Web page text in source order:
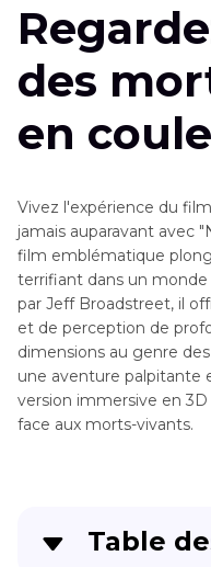
des
en
Vivez l'expérience du
jamais auparavant avec
film emblématique
terrifiant dans un monde
par Jeff Broadstreet, il
et de perception de
dimensions au genre
une aventure palpitante
version immersive en
face aux morts-vivants.
Table